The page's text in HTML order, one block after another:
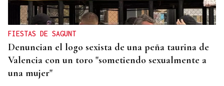
FIESTAS DE SAGUNT
Denuncian el logo sexista de una peña taurina de
Valencia con un toro "sometiendo sexualmente a
una mujer"